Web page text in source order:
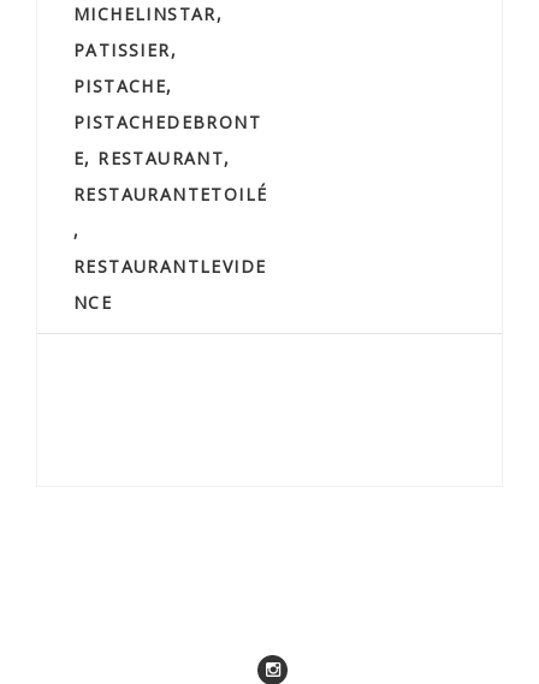
MICHELINSTAR,
PATISSIER,
PISTACHE,
PISTACHEDEBRONT
E, RESTAURANT,
RESTAURANTETOILÉ
,
RESTAURANTLEVIDE
NCE